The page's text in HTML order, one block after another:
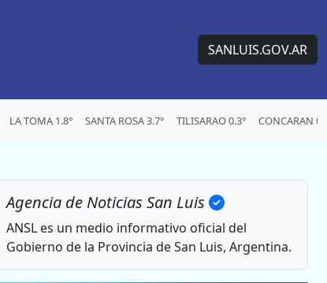
SANLUIS.GOV.AR
LA TOMA 1.8° SANTA ROSA 3.7° TILISARAO 0.3° CONCARAN
Agencia de Noticias San Luis
ANSL es un medio informativo oficial del
Gobierno de la Provincia de San Luis, Argentina.